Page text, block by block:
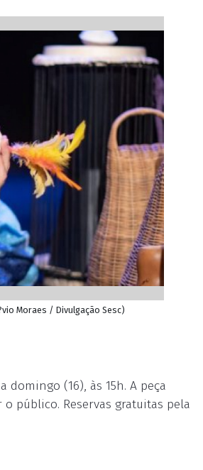
Moraes / Divulgação Sesc)
domingo (16), às 15h. A peça
público. Reservas gratuitas pela